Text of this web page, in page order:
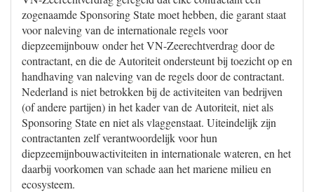
zogenaamde Sponsoring State moet hebben, die garant staat
voor naleving van de internationale regels voor
diepzeemijnbouw onder het VN-Zeerechtverdrag door de
contractant, en die de Autoriteit ondersteunt bij toezicht op en
handhaving van naleving van de regels door de contractant.
Nederland is niet betrokken bij de activiteiten van bedrijven
(of andere partijen) in het kader van de Autoriteit, niet als
Sponsoring State en niet als vlaggenstaat. Uiteindelijk zijn
contractanten zelf verantwoordelijk voor hun
diepzeemijnbouwactiviteiten in internationale wateren, en het
daarbij voorkomen van schade aan het mariene milieu en
ecosysteem.